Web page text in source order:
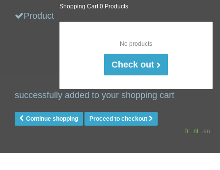
Shopping Cart 0 Products
No products
Check out
Product
successfully added to your shopping cart
Continue shopping
Proceed to checkout
fr
nl en